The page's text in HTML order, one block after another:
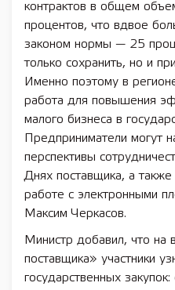
контрактов в общем
процентов, что вдвое
законом нормы — 25
только сохранить, но и
Именно поэтому в
работа для повышения
малого бизнеса в
Предприниматели могут
перспективы
Днях поставщика, а
работе с электронными
Максим Черкасов.
Министр добавил, что на
поставщика» участники
государственных закупок: